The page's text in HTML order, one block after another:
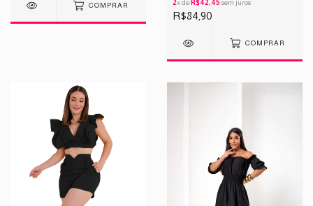
COMPRAR 2x de R$42,45 sem juros
R$84,90
COMPRAR